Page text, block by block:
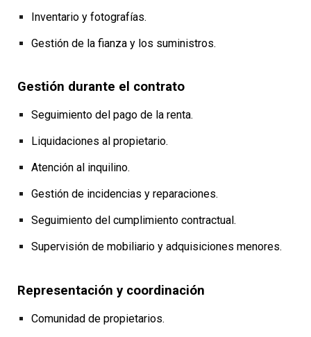
Inventario y fotografías.
Gestión de la fianza y los suministros.
Gestión durante el contrato
Seguimiento del pago de la renta.
Liquidaciones al propietario.
Atención al inquilino.
Gestión de incidencias y reparaciones.
Seguimiento del cumplimiento contractual.
Supervisión de mobiliario y adquisiciones menores.
Representación y coordinación
Comunidad de propietarios.